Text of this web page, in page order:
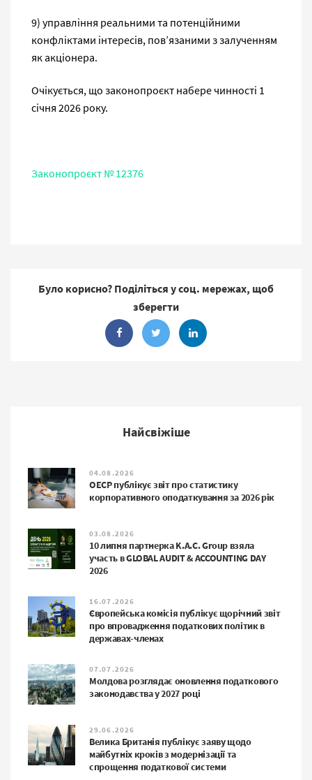
9) управління реальними та потенційними
конфліктами інтересів, пов’язаними з залученням
як акціонера.
Очікується, що законопроєкт набере чинності 1
січня 2026 року.
Законопроєкт № 12376
Було корисно? Поділіться у соц. мережах, щоб
зберегти
Найсвіжіше
04.08.2026
ОЕСР публікує звіт про статистику
корпоративного оподаткування за 2026 рік
03.08.2026
10 липня партнерка K.A.C. Group взяла
участь в GLOBAL AUDIT & ACCOUNTING DAY
2026
16.07.2026
Європейська комісія публікує щорічний звіт
про впровадження податкових політик в
державах-членах
07.07.2026
Молдова розглядає оновлення податкового
законодавства у 2027 році
29.06.2026
Велика Британія публікує заяву щодо
майбутніх кроків з модернізації та
спрощення податкової системи